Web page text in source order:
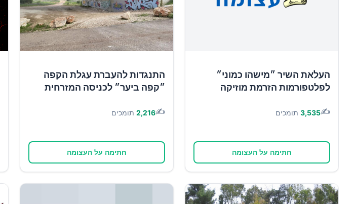
העלאת השיר ״מישהו כמוני״
לפלטפורמות הזרמת מוזיקה
✍️
3,535 תומכים
חתימה על העצומה
התנגדות להעברת עגלת הקפה
״קפה ביער״ לכניסה המזרחית
✍️
2,216 תומכים
חתימה על העצומה